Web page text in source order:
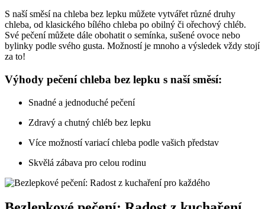
S naší směsí na chleba bez lepku můžete vytvářet různé druhy
chleba, od klasického bílého chleba po obilný či ořechový chléb.
Své pečení můžete dále obohatit o semínka, sušené ovoce nebo
bylinky podle svého gusta. Možností je mnoho a výsledek vždy stojí
za to!
Výhody pečení chleba bez lepku s naší směsí:
Snadné a jednoduché pečení
Zdravý a chutný chléb bez lepku
Více možností variací chleba podle vašich představ
Skvělá zábava pro celou rodinu